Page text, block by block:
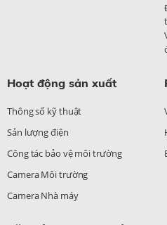
Hoạt động sản xuất
Thông số kỹ thuật
Sản lượng điện
Công tác bảo vệ môi trường
Camera Môi trường
Camera Nhà máy